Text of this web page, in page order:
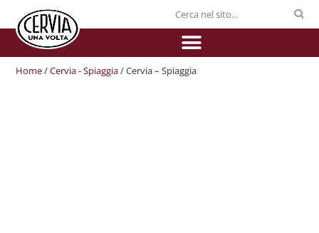
Home/Cervia - Spiaggia/ Cervia – Spiaggia